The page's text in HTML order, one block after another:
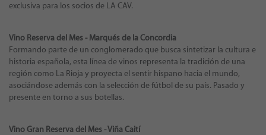
exclusiva para los socios de LA CAV.
Vino Reserva del Mes - Marqués de la Concordia
Formando parte de un conglomerado que busca sintetizar la cultura e
historia española, esta línea de vinos representa la tradición de una
región como La Rioja y proyecta el sentir hispano hacia el mundo,
asociándose además con la selección de fútbol de su país. Pasado y
presente en torno a sus botellas.
Vino Gran Reserva del Mes - Viña Caití